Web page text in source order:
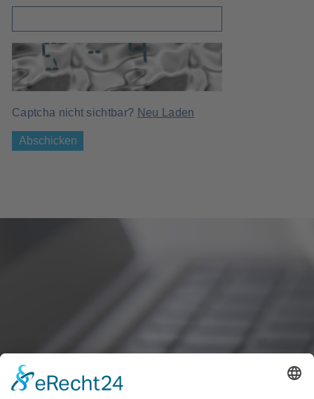
Captcha nicht sichtbar? Neu Laden